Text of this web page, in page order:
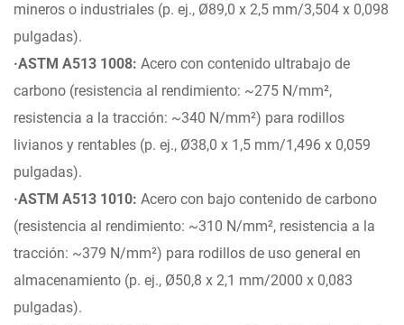
mineros o industriales (p. ej., Ø89,0 x 2,5 mm/3,504 x 0,098
pulgadas).
·ASTM A513 1008: Acero con contenido ultrabajo de
carbono (resistencia al rendimiento: ~275 N/mm²,
resistencia a la tracción: ~340 N/mm²) para rodillos
livianos y rentables (p. ej., Ø38,0 x 1,5 mm/1,496 x 0,059
pulgadas).
·ASTM A513 1010: Acero con bajo contenido de carbono
(resistencia al rendimiento: ~310 N/mm², resistencia a la
tracción: ~379 N/mm²) para rodillos de uso general en
almacenamiento (p. ej., Ø50,8 x 2,1 mm/2000 x 0,083
pulgadas).